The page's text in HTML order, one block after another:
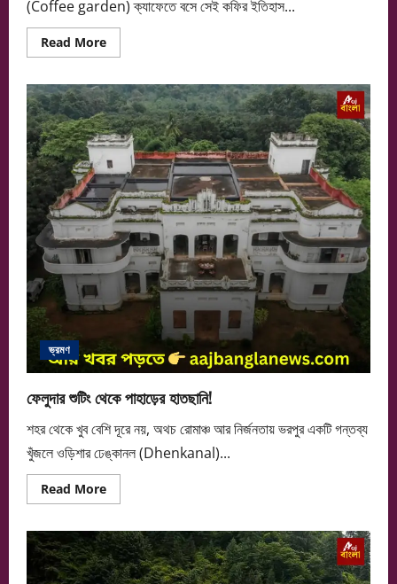
(Coffee garden) ক্যাফেতে বসে সেই কফির ইতিহাস...
Read MoreRead
more
দেশে
কফির
বাগান!
ভ্রমণ
ফেলুদার শুটিং থেকে পাহাড়ের হাতছানি!
শহর থেকে খুব বেশি দূরে নয়, অথচ রোমাঞ্চ আর নির্জনতায় ভরপুর একটি গন্তব্য
খুঁজলে ওড়িশার ঢেঙ্কানল (Dhenkanal)...
Read MoreRead
more
শুটিং
থেকে
পাহাড়ের
হাতছানি!